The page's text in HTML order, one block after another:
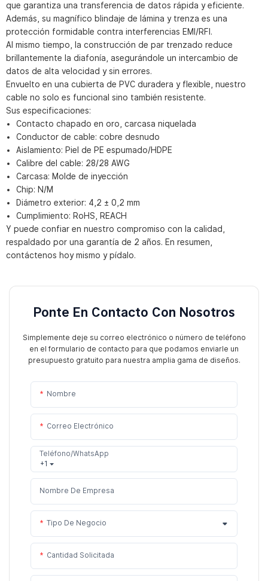
que garantiza una transferencia de datos rápida y eficiente.
Además, su magnífico blindaje de lámina y trenza es una
protección formidable contra interferencias EMI/RFI.
Al mismo tiempo, la construcción de par trenzado reduce
brillantemente la diafonía, asegurándole un intercambio de
datos de alta velocidad y sin errores.
Envuelto en una cubierta de PVC duradera y flexible, nuestro
cable no solo es funcional sino también resistente.
Sus especificaciones:
Contacto chapado en oro, carcasa niquelada
Conductor de cable: cobre desnudo
Aislamiento: Piel de PE espumado/HDPE
Calibre del cable: 28/28 AWG
Carcasa: Molde de inyección
Chip: N/M
Diámetro exterior: 4,2 ± 0,2 mm
Cumplimiento: RoHS, REACH
Y puede confiar en nuestro compromiso con la calidad,
respaldado por una garantía de 2 años. En resumen,
contáctenos hoy mismo y pídalo.
Ponte En Contacto Con Nosotros
Simplemente deje su correo electrónico o número de teléfono
en el formulario de contacto para que podamos enviarle un
presupuesto gratuito para nuestra amplia gama de diseños.
Nombre
Correo Electrónico
+1
Teléfono/WhatsApp
Nombre De Empresa
Tipo De Negocio
Cantidad Solicitada